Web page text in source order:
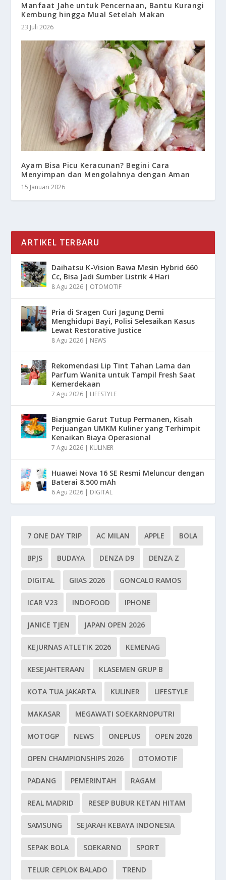
Manfaat Jahe untuk Pencernaan, Bantu Kurangi
Kembung hingga Mual Setelah Makan
23 Juli 2026
Ayam Bisa Picu Keracunan? Begini Cara
Menyimpan dan Mengolahnya dengan Aman
15 Januari 2026
ARTIKEL TERBARU
Daihatsu K-Vision Bawa Mesin Hybrid 660
Cc, Bisa Jadi Sumber Listrik 4 Hari
8 Agu 2026 | OTOMOTIF
Pria di Sragen Curi Jagung Demi
Menghidupi Bayi, Polisi Selesaikan Kasus
Lewat Restorative Justice
8 Agu 2026 | NEWS
Rekomendasi Lip Tint Tahan Lama dan
Parfum Wanita untuk Tampil Fresh Saat
Kemerdekaan
7 Agu 2026 | LIFESTYLE
Biangmie Garut Tutup Permanen, Kisah
Perjuangan UMKM Kuliner yang Terhimpit
Kenaikan Biaya Operasional
7 Agu 2026 | KULINER
Huawei Nova 16 SE Resmi Meluncur dengan
Baterai 8.500 mAh
6 Agu 2026 | DIGITAL
7 ONE DAY TRIP AC MILAN APPLE BOLA
BPJS BUDAYA DENZA D9 DENZA Z
DIGITAL GIIAS 2026 GONCALO RAMOS
ICAR V23 INDOFOOD IPHONE
JANICE TJEN JAPAN OPEN 2026
KEJURNAS ATLETIK 2026 KEMENAG
KESEJAHTERAAN KLASEMEN GRUP B
KOTA TUA JAKARTA KULINER LIFESTYLE
MAKASAR MEGAWATI SOEKARNOPUTRI
MOTOGP NEWS ONEPLUS OPEN 2026
OPEN CHAMPIONSHIPS 2026 OTOMOTIF
PADANG PEMERINTAH RAGAM
REAL MADRID RESEP BUBUR KETAN HITAM
SAMSUNG SEJARAH KEBAYA INDONESIA
SEPAK BOLA SOEKARNO SPORT
TELUR CEPLOK BALADO TREND